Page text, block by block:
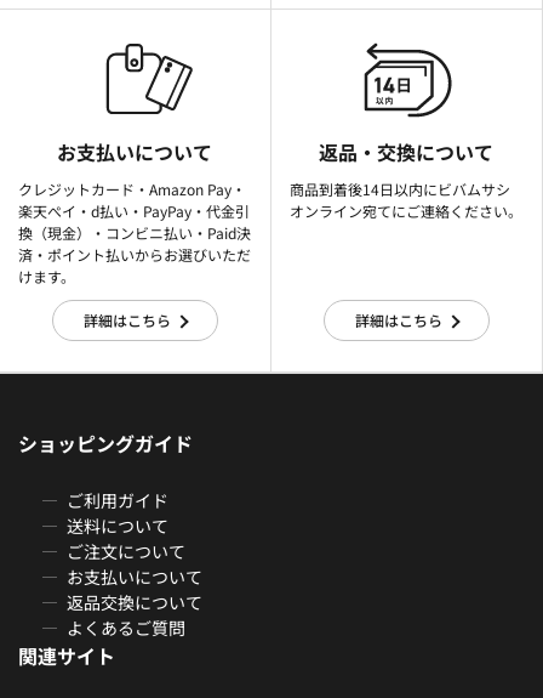
お支払いについて
クレジットカード・Amazon Pay・
楽天ぺイ・d払い・PayPay・代金引
換（現金）・コンビニ払い・Paid決
済・ポイント払いからお選びいただ
けます。
詳細はこちら
返品・交換について
商品到着後14日以内にビバムサシ
オンライン宛てにご連絡ください。
詳細はこちら
ショッピングガイド
ご利用ガイド
送料について
ご注文について
お支払いについて
返品交換について
よくあるご質問
関連サイト